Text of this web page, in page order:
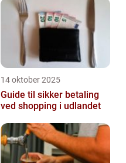
14 oktober 2025
Guide til sikker betaling
ved shopping i udlandet